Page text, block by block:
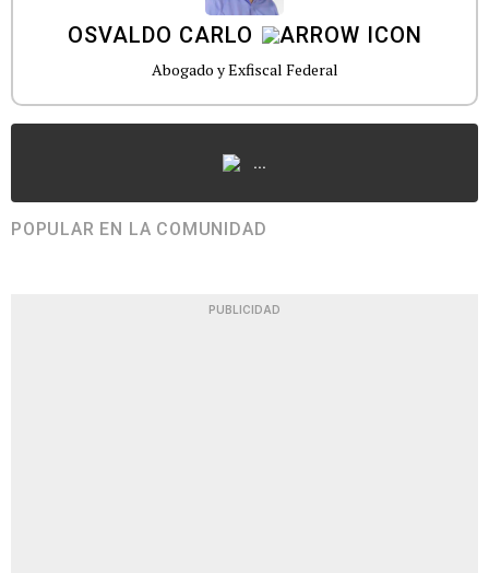
OSVALDO CARLO
Abogado y Exfiscal Federal
...
POPULAR EN LA COMUNIDAD
PUBLICIDAD